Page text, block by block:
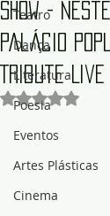
Teatro
Dança
Literatura
Poesia
Eventos
Artes Plásticas
Cinema
Show -
Palácio
Tribute
Avaliado